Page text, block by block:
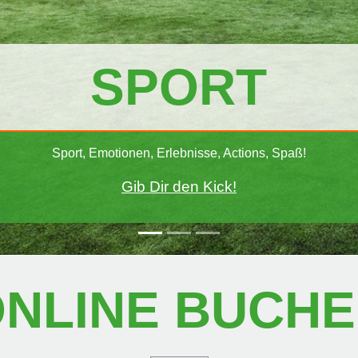
Das Restaurant SoccerOlymp –
Top Gastronomie, Mittagstisch, Catering, Sonntagsbrunch.
Lass Dich verwöhnen!